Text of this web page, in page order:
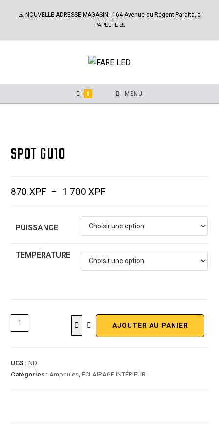
⚠️ NOUVELLE ADRESSE MAGASIN : 164 Avenue du Régent Paraita, à
PAPEETE ⚠️
0 MENU
SPOT GU10
870XPF – 1 700XPF
PUISSANCE
TEMPÉRATURE
AJOUTER AU PANIER
UGS :ND
Catégories : Ampoules,ÉCLAIRAGE INTÉRIEUR